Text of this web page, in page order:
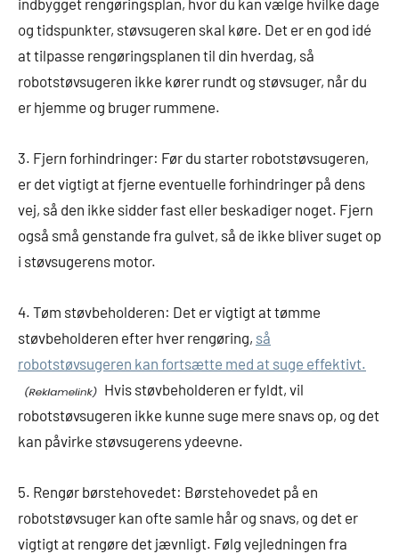
indbygget rengøringsplan, hvor du kan vælge hvilke dage
og tidspunkter, støvsugeren skal køre. Det er en god idé
at tilpasse rengøringsplanen til din hverdag, så
robotstøvsugeren ikke kører rundt og støvsuger, når du
er hjemme og bruger rummene.
3. Fjern forhindringer: Før du starter robotstøvsugeren,
er det vigtigt at fjerne eventuelle forhindringer på dens
vej, så den ikke sidder fast eller beskadiger noget. Fjern
også små genstande fra gulvet, så de ikke bliver suget op
i støvsugerens motor.
4. Tøm støvbeholderen: Det er vigtigt at tømme
støvbeholderen efter hver rengøring, så
robotstøvsugeren kan fortsætte med at suge effektivt.
Hvis støvbeholderen er fyldt, vil
robotstøvsugeren ikke kunne suge mere snavs op, og det
kan påvirke støvsugerens ydeevne.
5. Rengør børstehovedet: Børstehovedet på en
robotstøvsuger kan ofte samle hår og snavs, og det er
vigtigt at rengøre det jævnligt. Følg vejledningen fra